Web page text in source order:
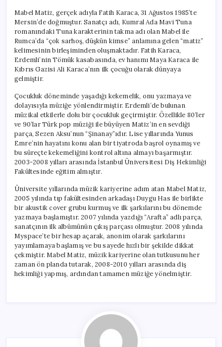
Mabel Matiz, gerçek adıyla Fatih Karaca, 31 Ağustos 1985’te
Mersin’de doğmuştur. Sanatçı adı, Kumral Ada Mavi Tuna
romanındaki Tuna karakterinin takma adı olan Mabel ile
Rumca’da “çok sarhoş, düşkün kimse” anlamına gelen “matiz”
kelimesinin birleşiminden oluşmaktadır. Fatih Karaca,
Erdemli’nin Tömük kasabasında, ev hanımı Maya Karaca ile
Kıbrıs Gazisi Ali Karaca’nın ilk çocuğu olarak dünyaya
gelmiştir.
Çocukluk döneminde yaşadığı kekemelik, onu yazmaya ve
dolayısıyla müziğe yönlendirmiştir. Erdemli’de bulunan
müzikal etkilerle dolu bir çocukluk geçirmiştir. Özellikle 80’ler
ve 90’lar Türk pop müziği ile büyüyen Matiz’in en sevdiği
parça, Sezen Aksu’nun “Şinanay”ıdır. Lise yıllarında Yunus
Emre’nin hayatını konu alan bir tiyatroda başrol oynamış ve
bu süreçte kekemeliğini kontrol altına almayı başarmıştır.
2003-2008 yılları arasında İstanbul Üniversitesi Diş Hekimliği
Fakültesinde eğitim almıştır.
Üniversite yıllarında müzik kariyerine adım atan Mabel Matiz,
2005 yılında tıp fakültesinden arkadaşı Duygu Has ile birlikte
bir akustik cover grubu kurmuş ve ilk şarkılarını bu dönemde
yazmaya başlamıştır. 2007 yılında yazdığı “Arafta” adlı parça,
sanatçının ilk albümünün çıkış parçası olmuştur. 2008 yılında
Myspace’te bir hesap açarak, anonim olarak şarkılarını
yayımlamaya başlamış ve bu sayede hızlı bir şekilde dikkat
çekmiştir. Mabel Matiz, müzik kariyerine olan tutkusunu her
zaman ön planda tutarak, 2008-2010 yılları arasında diş
hekimliği yapmış, ardından tamamen müziğe yönelmiştir.